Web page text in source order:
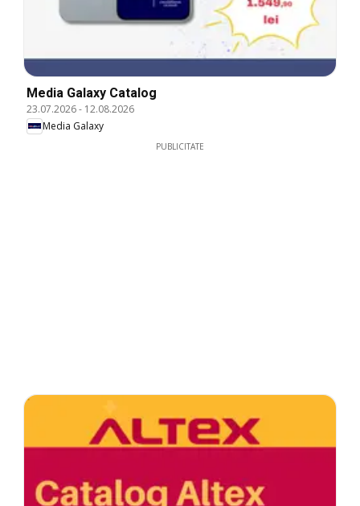
Media Galaxy Catalog
23.07.2026- 12.08.2026
Media Galaxy
PUBLICITATE